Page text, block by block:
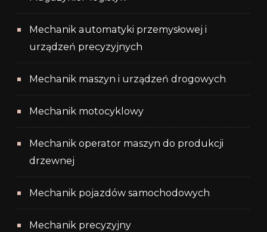
Mechanik automatyki przemysłowej i
urządzeń precyzyjnych
Mechanik maszyn i urządzeń drogowych
Mechanik motocyklowy
Mechanik operator maszyn do produkcji
drzewnej
Mechanik pojazdów samochodowych
Mechanik precyzyjny